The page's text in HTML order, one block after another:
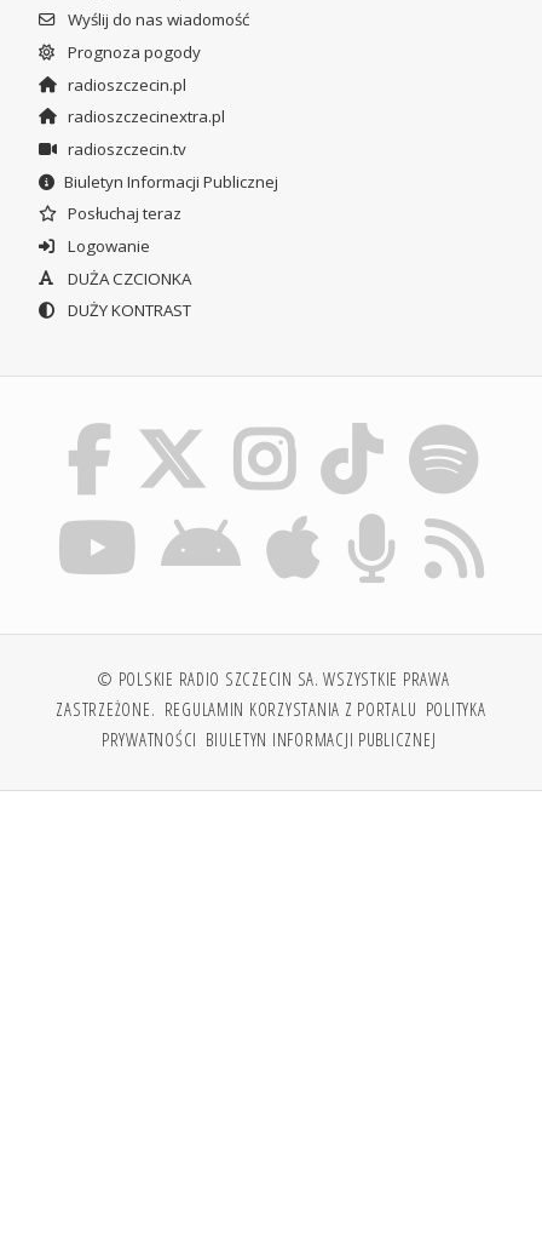
Wyślij do nas wiadomość
Prognoza pogody
radioszczecin.pl
radioszczecinextra.pl
radioszczecin.tv
Biuletyn Informacji Publicznej
Posłuchaj teraz
Logowanie
DUŻA CZCIONKA
DUŻY KONTRAST
© POLSKIE RADIO SZCZECIN SA. WSZYSTKIE PRAWA
ZASTRZEŻONE. REGULAMIN KORZYSTANIA Z PORTALU POLITYKA
PRYWATNOŚCI BIULETYN INFORMACJI PUBLICZNEJ